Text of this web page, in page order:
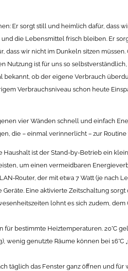
Er sorgt still und heimlich dafür, dass
die Lebensmittel frisch bleiben. Er
wir nicht im Dunkeln sitzen müssen.
Nutzung ist für uns so selbstverständlich,
bekannt, ob der eigene Verbrauch
Verbrauchsniveau schon heute
vier Wänden schnell und einfach
die – einmal verinnerlicht – zur
ist der Stand-by-Betrieb ein
um einen vermeidbaren
Router, der mit etwa 7 Watt (je nach
Eine aktivierte Zeitschaltung sorgt
lohnt es sich zudem, dem
für bestimmte Heiztemperaturen. 20°C
wenig genutzte Räume können bei 16°C
täglich das Fenster ganz öffnen und für